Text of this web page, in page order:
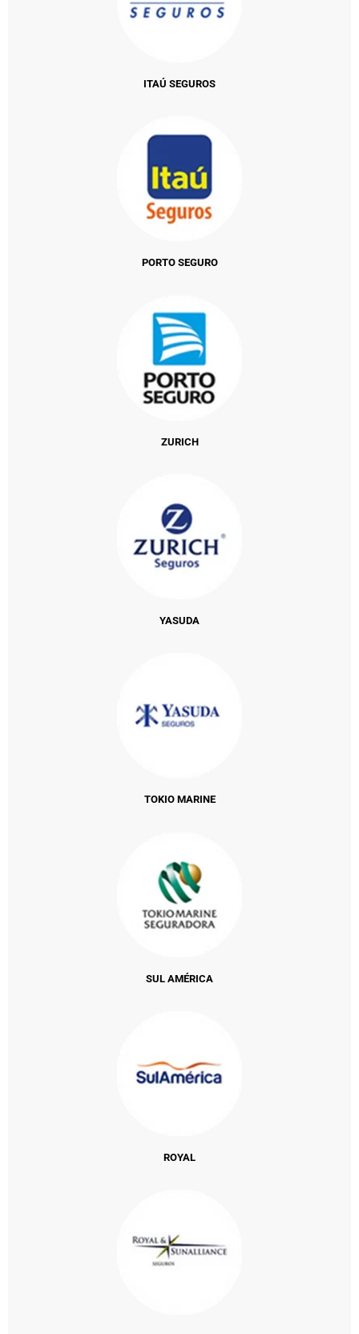
ITAÚ SEGUROS
PORTO SEGURO
ZURICH
YASUDA
TOKIO MARINE
SUL AMÉRICA
ROYAL